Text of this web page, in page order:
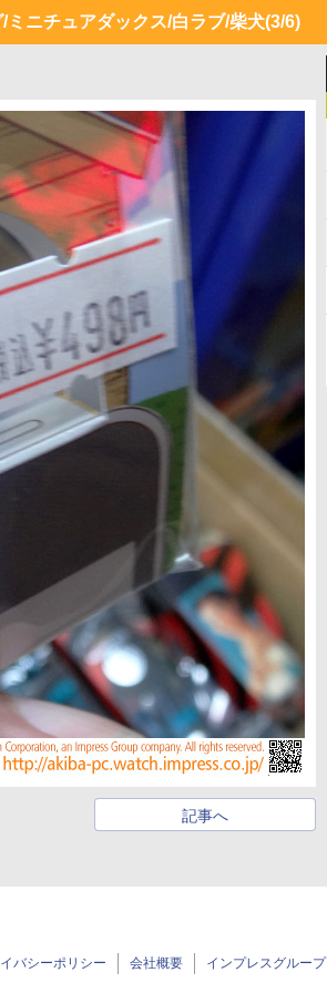
ニチュアダックス/白ラブ/柴犬(3/6)
記事へ
バシーポリシー 会社概要 インプレスグループ